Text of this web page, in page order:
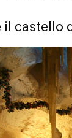
il castello